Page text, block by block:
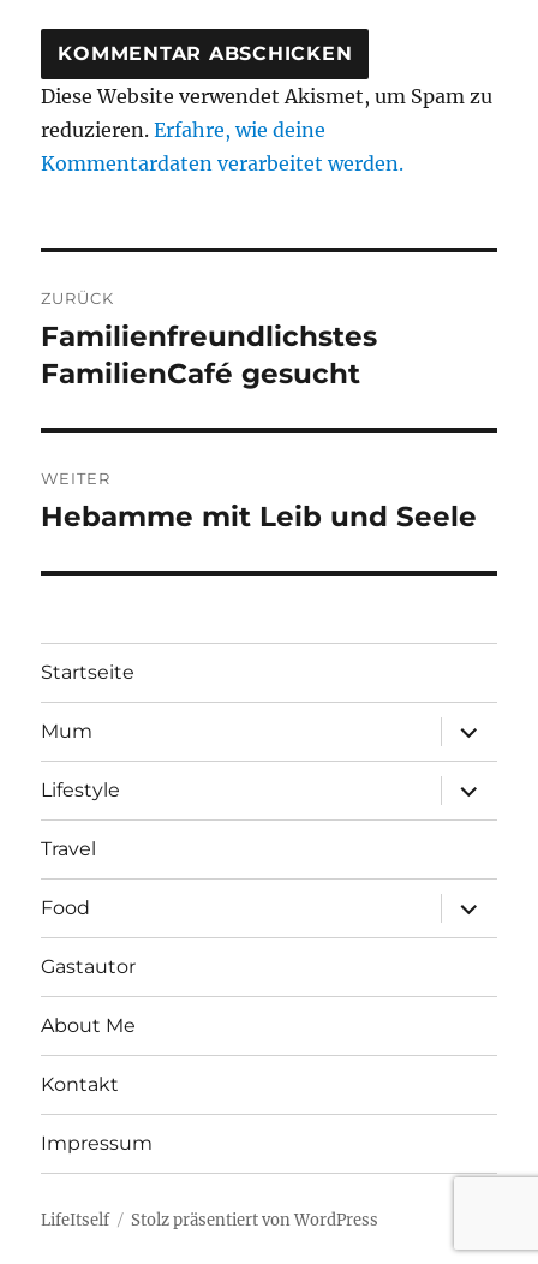
Diese Website verwendet Akismet, um Spam zu
reduzieren.Erfahre, wie deine
Kommentardaten verarbeitet werden.
ZURÜCK
Vorheriger
Beitrag:
Familienfreundlichstes
FamilienCafé gesucht
WEITER
Nächster
Hebamme mit Leib und Seele
Startseite
Mum
öffnen
Lifestyle
öffnen
Travel
Food
öffnen
Gastautor
About Me
Kontakt
Impressum
LifeItself Stolz präsentiert von WordPress